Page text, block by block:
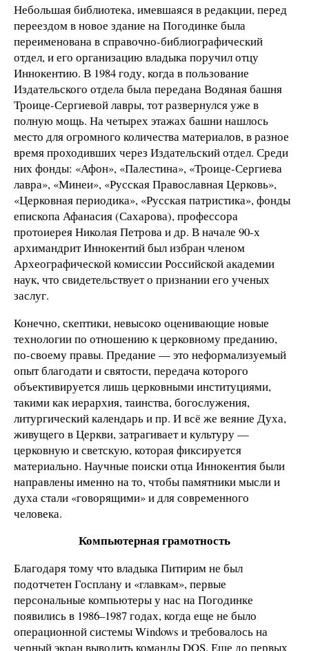
Небольшая библиотека, имевшаяся в редакции, перед
переездом в новое здание на Погодинке была
переименована в справочно-библиографический
отдел, и его организацию владыка поручил отцу
Иннокентию. В 1984 году, когда в пользование
Издательского отдела была передана Водяная башня
Троице-Сергиевой лавры, тот развернулся уже в
полную мощь. На четырех этажах башни нашлось
место для огромного количества материалов, в разное
время проходивших через Издательский отдел. Среди
них фонды: «Афон», «Палестина», «Троице-Сергиева
лавра», «Минеи», «Русская Православная Церковь»,
«Церковная периодика», «Русская патристика», фонды
епископа Афанасия (Сахарова), профессора
протоиерея Николая Петрова и др. В начале 90-х
архимандрит Иннокентий был избран членом
Археографической комиссии Российской академии
наук, что свидетельствует о признании его ученых
заслуг.
Конечно, скептики, невысоко оценивающие новые
технологии по отношению к церковному преданию,
по-своему правы. Предание — это неформализуемый
опыт благодати и святости, передача которого
объективируется лишь церковными институциями,
такими как иерархия, таинства, богослужения,
литургический календарь и пр. И всё же веяние Духа,
живущего в Церкви, затрагивает и культуру —
церковную и светскую, которая фиксируется
материально. Научные поиски отца Иннокентия были
направлены именно на то, чтобы памятники мысли и
духа стали «говорящими» и для современного
человека.
Компьютерная грамотность
Благодаря тому что владыка Питирим не был
подотчетен Госплану и «главкам», первые
персональные компьютеры у нас на Погодинке
появились в 1986–1987 годах, когда еще не было
операционной системы Windows и требовалось на
черный экран выводить команды DOS. Еще до первых